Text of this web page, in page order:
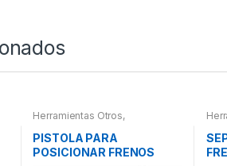
Herramientas Otros,
Refrigeración
PISTOLA PARA
POSICIONAR FRENOS